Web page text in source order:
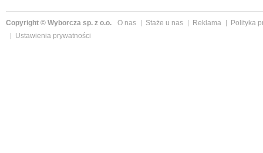
Copyright © Wyborcza sp. z o.o. O nas Staże u nas Reklama
Polityka
Ustawienia prywatności